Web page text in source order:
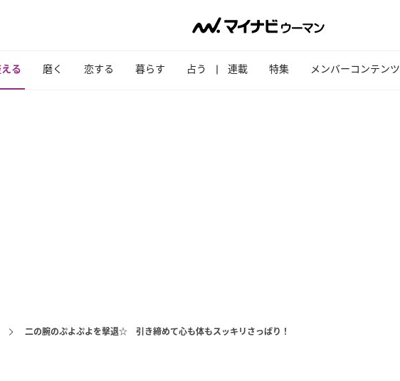
る 磨く 恋する 暮らす 占う 連載 特集 メンバーコンテンツ
二の腕のぷよぷよを撃退☆ 引き締めて心も体もスッキリさっぱり！